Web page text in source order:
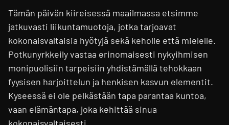
Tämän päivän kiireisessä maailmassa etsimme
jatkuvasti liikuntamuotoja, jotka tarjoavat
kokonaisvaltaisia hyötyjä sekä keholle että mielelle.
Potkunyrkkeily vastaa erinomaisesti nykyihmisen
monipuolisiin tarpeisiin yhdistämällä tehokkaan
fyysisen harjoittelun ja henkisen kasvun elementit.
Kyseessä ei ole pelkästään tapa parantaa kuntoa,
vaan elämäntapa, joka kehittää sinua